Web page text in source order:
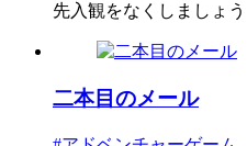
先入観をなくしましょう
二本目のメール